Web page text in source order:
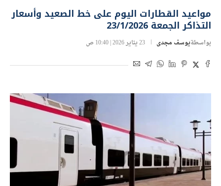
مواعيد القطارات اليوم على خط الصعيد وأسعار
التذاكر الجمعة 23/1/2026
بواسطةيوسف مجدى 23 يناير 2026 | 10:40 ص